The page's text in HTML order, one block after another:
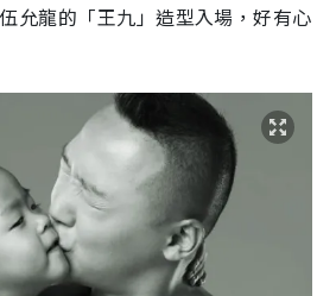
i
g
T
m
允龍的「王九」造型入場，好有心